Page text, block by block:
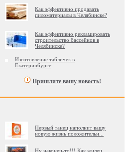
Как эффективно продавать
пиломатериалы в Челябинске?
Как эффективно рекламировать
строительство бассейнов в
Челябинске?
Изготовление табличек в
Екатеринбурге
Пришлите вашу новость!
Первый танец наполнит вашу
новую жизнь положительн
Ну наконец-то!!! Как жилец